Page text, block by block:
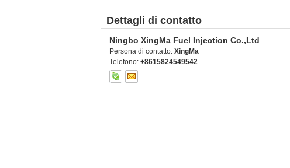
Dettagli di contatto
Ningbo XingMa Fuel Injection Co.,Ltd
Persona di contatto: XingMa
Telefono: +8615824549542